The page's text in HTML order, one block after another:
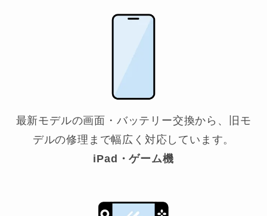
最新モデルの画面・バッテリー交換から、旧モ
デルの修理まで幅広く対応しています。
iPad・ゲーム機